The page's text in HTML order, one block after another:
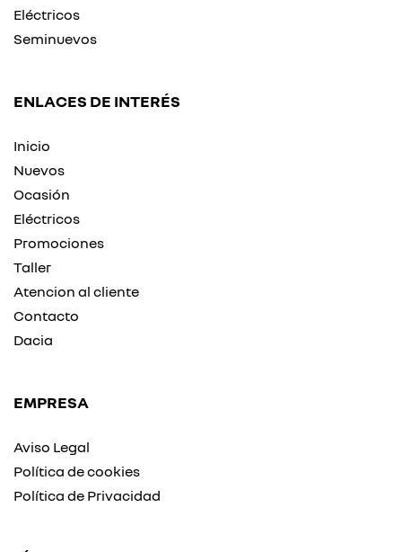
Eléctricos
Seminuevos
ENLACES DE INTERÉS
Inicio
Nuevos
Ocasión
Eléctricos
Promociones
Taller
Atencion al cliente
Contacto
Dacia
EMPRESA
Aviso Legal
Política de cookies
Política de Privacidad